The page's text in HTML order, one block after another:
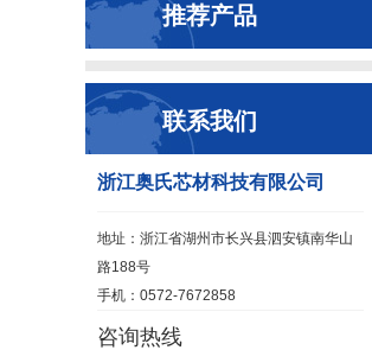
推荐产品
联系我们
浙江奥氏芯材科技有限公司
地址：浙江省湖州市长兴县泗安镇南华山
路188号
手机：0572-7672858
咨询热线